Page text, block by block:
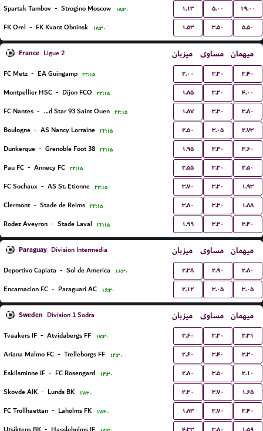
Spartak Tambov - Strogino Moscow ۱۸:۳۰ ۱.۱۳ ۵.۰۰ ۱۹.۰۰
FK Orel - FK Kvant Obninsk ۱۸:۳۰ ۱.۵۳ ۳.۵۰ ۵.۵۰
France Ligue 2 میزبان مساوی میهمان
FC Metz - EA Guingamp ۲۲:۱۵ ۲.۰۰ ۳.۳۰ ۳.۴۰
Montpellier HSC - Dijon FCO ۲۲:۱۵ ۱.۸۵ ۳.۳۰ ۴.۰۰
FC Nantes - Red Star 93 Saint Ouen ۲۲:۱۵ ۱.۸۷ ۳.۳۰ ۳.۸۰
Boulogne - AS Nancy Lorraine ۲۲:۱۵ ۲.۵۰ ۳.۰۵ ۲.۷۳
Dunkerque - Grenoble Foot 38 ۲۲:۱۵ ۱.۹۵ ۳.۳۰ ۳.۶۰
Pau FC - Annecy FC ۲۲:۱۵ ۲.۵۵ ۳.۳۰ ۲.۵۰
FC Sochaux - AS St. Etienne ۲۲:۱۵ ۳.۷۰ ۳.۳۰ ۱.۹۳
Clermont - Stade de Reims ۲۲:۱۵ ۳.۸۰ ۳.۳۰ ۱.۸۸
Rodez Aveyron - Stade Laval ۲۲:۱۵ ۱.۹۹ ۳.۳۰ ۳.۴۰
Paraguay Division Intermedia میزبان مساوی میهمان
Deportivo Capiata - Sol de America ۱۶:۳۰ ۲.۳۸ ۲.۹۰ ۲.۸۰
Encarnacion FC - Paraguari AC ۱۶:۳۰ ۲.۱۲ ۳.۰۵ ۳.۰۵
Sweden Division 1 Sodra میزبان مساوی میهمان
Tvaakers IF - Atvidabergs FF ۱۷:۳۰ ۲.۶۰ ۳.۳۰ ۲.۳۱
Ariana Malmo FC - Trelleborgs FF ۱۴:۳۰ ۲.۶۰ ۳.۴۰ ۲.۳۰
Eskilsminne IF - FC Rosengard ۱۴:۳۰ ۲.۸۰ ۳.۵۰ ۲.۱۰
Skovde AIK - Lunds BK ۱۷:۳۰ ۴.۲۰ ۳.۷۰ ۱.۶۵
FC Trollhaettan - Laholms FK ۱۷:۳۰ ۱.۸۳ ۳.۷۰ ۳.۴۰